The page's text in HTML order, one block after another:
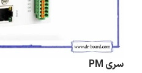
سری PM